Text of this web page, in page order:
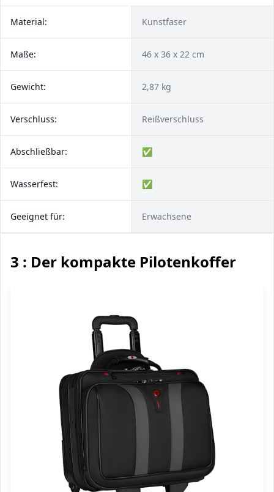
Material: Kunstfaser
Maße: 46 x 36 x 22 cm
Gewicht: 2,87 kg
Verschluss: Reißverschluss
Abschließbar: ✅
Wasserfest: ✅
Geeignet für: Erwachsene
3 : Der kompakte Pilotenkoffer